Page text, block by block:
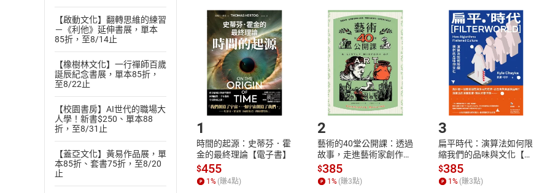
【啟動文化】翻轉思維的練習
－《利他》延伸書展，單本
85折，至8/14止
【橡樹林文化】一行禪師百歲
誕辰紀念書展，單本85折，
至8/22止
【校園書房】AI世代的職場大
人學！新書$250、單本88
折，至8/31止
【蓋亞文化】黃易作品展，單
本85折、套書75折，至8/20
止
且已下載/存取電子書，不得請求退貨退款。
退貨方式：您欲取消訂單或辦理退貨時，請登入樂天市場，並於「我的訂單
貨」，本店鋪將依您的申請進行審核，待審核通過後將為您辦理退款事宜。
請注意，樂天市場須以整筆訂單為單位進行取消/退貨，恕無法以單支商品取
挑選商品
Choose
放入購物車
Shopping cart
登入帳號
Login
購書後，如何開始使用？
Step1.選擇閱讀載具 Step2.登入
1
時間的起源：史蒂芬．霍
金的最終理論【電子書】
$455
1 % (賺4點)
2
藝術的40堂公開課：透過
故事，走進藝術家創作現
場，看藝術如何誕生、如
何形塑人類生活【電子
書】
$385
1 % (賺3點)
3
扁平時代：演算法如何限
縮我們的品味與文化【電
子書】
$385
1 % (賺3點)